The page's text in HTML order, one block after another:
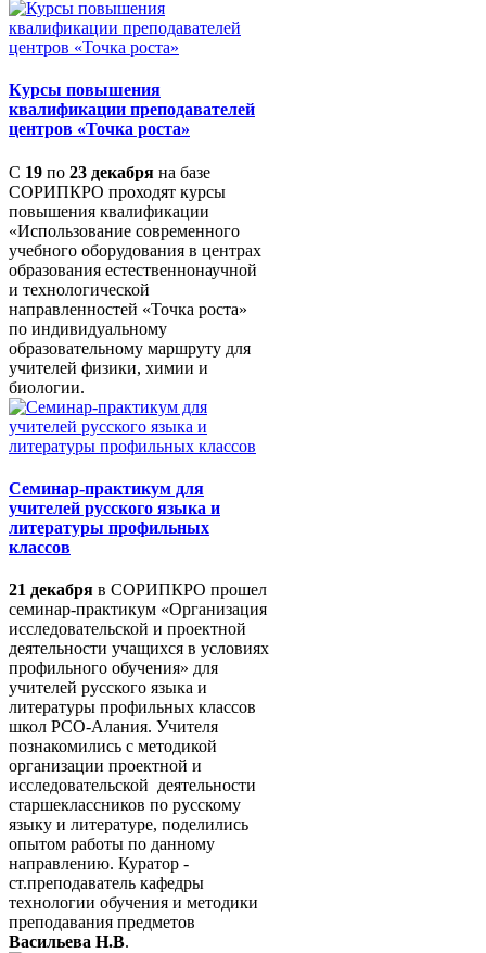
Курсы повышения
квалификации преподавателей
центров «Точка роста»
С 19 по 23 декабря на базе
СОРИПКРО проходят курсы
повышения квалификации
«Использование современного
учебного оборудования в центрах
образования естественнонаучной
и технологической
направленностей «Точка роста»
по индивидуальному
образовательному маршруту для
учителей физики, химии и
биологии.
Семинар-практикум для
учителей русского языка и
литературы профильных
классов
21 декабря в СОРИПКРО прошел
семинар-практикум «Организация
исследовательской и проектной
деятельности учащихся в условиях
профильного обучения» для
учителей русского языка и
литературы профильных классов
школ РСО-Алания. Учителя
познакомились с методикой
организации проектной и
исследовательской деятельности
старшеклассников по русскому
языку и литературе, поделились
опытом работы по данному
направлению. Куратор -
ст.преподаватель кафедры
технологии обучения и методики
преподавания предметов
Васильева Н.В.